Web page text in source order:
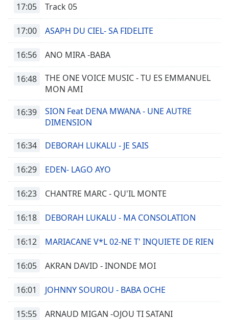
17:05 Track 05
17:00 ASAPH DU CIEL- SA FIDELITE
16:56 ANO MIRA -BABA
16:48
THE ONE VOICE MUSIC - TU ES EMMANUEL
MON AMI
16:39
SION Feat DENA MWANA - UNE AUTRE
DIMENSION
16:34 DEBORAH LUKALU - JE SAIS
16:29 EDEN- LAGO AYO
16:23 CHANTRE MARC - QU'IL MONTE
16:18 DEBORAH LUKALU - MA CONSOLATION
16:12 MARIACANE V*L 02-NE T' INQUIETE DE RIEN
16:05 AKRAN DAVID - INONDE MOI
16:01 JOHNNY SOUROU - BABA OCHE
15:55 ARNAUD MIGAN -OJOU TI SATANI